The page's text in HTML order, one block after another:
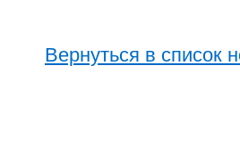
Вернуться в список